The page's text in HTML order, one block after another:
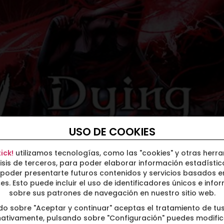
USO DE COOKIES
utilizamos tecnologías, como las "cookies" y otras
de terceros, para poder elaborar información
presentarte futuros contenidos y servicios basados
Esto puede incluir el uso de identificadores únicos e
sobre sus patrones de navegación en nuestro sitio web.
sobre "Aceptar y continuar" aceptas el tratamiento de
pulsando sobre "Configuración" puedes
2026
- LA REDONDELA - 16
agosto 2026
2026
> Parque de Castrelos
FNAC Live no incluye
SEP.2026,
02SEP.2026,y más en
de Bus, Estación
Sábado19SEP.2026
Vigo> La Iguana Club